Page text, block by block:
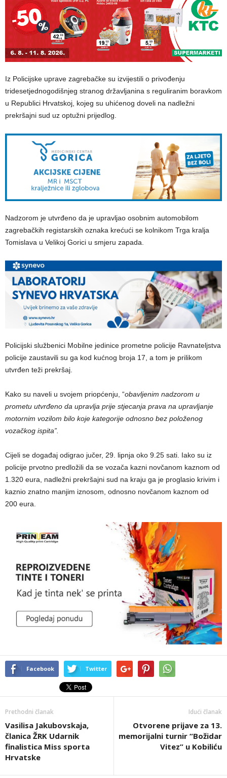
Iz Policijske uprave zagrebačke su izvijestili o privođenju
tridesetjednogodišnjeg stranog državljanina s reguliranim boravkom
u Republici Hrvatskoj, kojeg su uhićenog doveli na nadležni
prekršajni sud uz optužni prijedlog.
​Nadzorom je utvrđeno da je upravljao osobnim automobilom
zagrebačkih registarskih oznaka krećući se kolnikom Trga kralja
Tomislava u Velikoj Gorici u smjeru zapada.
Policijski službenici Mobilne jedinice prometne policije Ravnateljstva
policije zaustavili su ga kod kućnog broja 17, a tom je prilikom
utvrđen teži prekršaj.
Kako su naveli u svojem priopćenju, “obavljenim nadzorom u
prometu utvrđeno da upravlja prije stjecanja prava na upravljanje
motornim vozilom bilo koje kategorije odnosno bez položenog
vozačkog ispita”.
​Cijeli se događaj odigrao jučer, 29. lipnja oko 9.25 sati. Iako su iz
policije prvotno predložili da se vozača kazni novčanom kaznom od
1.320 eura, nadležni prekršajni sud na kraju ga je proglasio krivim i
kaznio znatno manjim iznosom, odnosno novčanom kaznom od
200 eura.
Facebook Twitter
Prethodni članak
Vasilisa Jakubovskaja,
članica ŽRK Udarnik
finalistica Miss sporta
Hrvatske
Idući članak
Otvorene prijave za 13.
memorijalni turnir “Božidar
Vitez” u Kobiliću